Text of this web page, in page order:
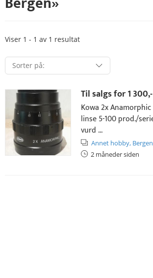
Viser 1 - 1 av 1 resultat
Til salgs for1
Kowa 2x
linse 5-100 prod./
vurd ...
Annet hobby, Bergen
2 måneder siden